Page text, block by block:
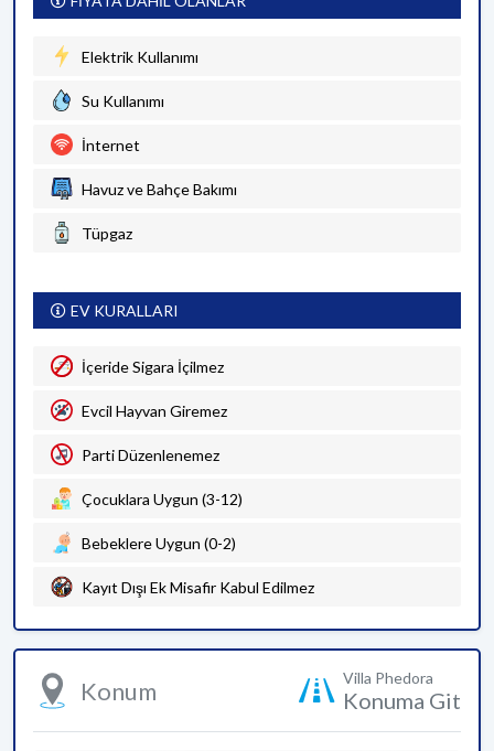
Elektrik Kullanımı
Su Kullanımı
İnternet
Havuz ve Bahçe Bakımı
Tüpgaz
EV KURALLARI
İçeride Sigara İçilmez
Evcil Hayvan Giremez
Parti Düzenlenemez
Çocuklara Uygun (3-12)
Bebeklere Uygun (0-2)
Kayıt Dışı Ek Misafir Kabul Edilmez
Konum Villa Phedora
Konuma Git